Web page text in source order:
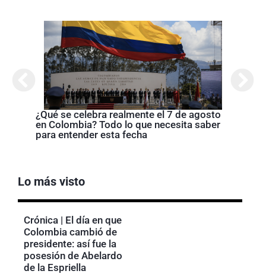
¿Qué se celebra realmente el 7 de agosto
en Colombia? Todo lo que necesita saber
para entender esta fecha
Lo más visto
Crónica | El día en que
Colombia cambió de
presidente: así fue la
posesión de Abelardo
de la Espriella